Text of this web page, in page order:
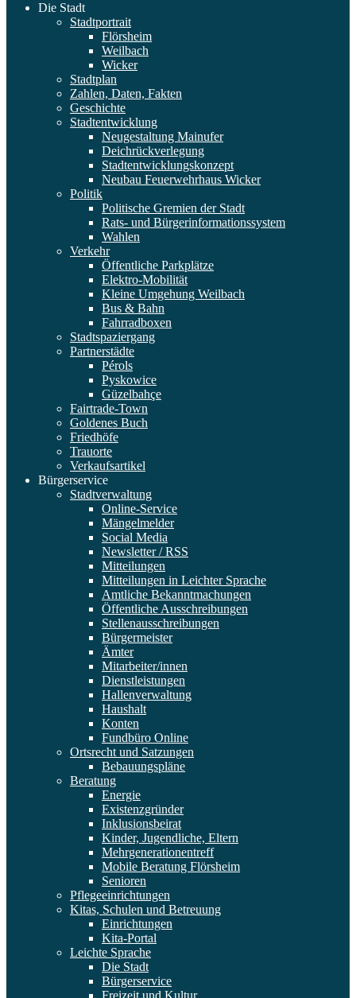
Die Stadt
Stadtportrait
Flörsheim
Weilbach
Wicker
Stadtplan
Zahlen, Daten, Fakten
Geschichte
Stadtentwicklung
Neugestaltung Mainufer
Deichrückverlegung
Stadtentwicklungskonzept
Neubau Feuerwehrhaus Wicker
Politik
Politische Gremien der Stadt
Rats- und Bürgerinformationssystem
Wahlen
Verkehr
Öffentliche Parkplätze
Elektro-Mobilität
Kleine Umgehung Weilbach
Bus & Bahn
Fahrradboxen
Stadtspaziergang
Partnerstädte
Pérols
Pyskowice
Güzelbahçe
Fairtrade-Town
Goldenes Buch
Friedhöfe
Trauorte
Verkaufsartikel
Bürgerservice
Stadtverwaltung
Online-Service
Mängelmelder
Social Media
Newsletter / RSS
Mitteilungen
Mitteilungen in Leichter Sprache
Amtliche Bekanntmachungen
Öffentliche Ausschreibungen
Stellenausschreibungen
Bürgermeister
Ämter
Mitarbeiter/innen
Dienstleistungen
Hallenverwaltung
Haushalt
Konten
Fundbüro Online
Ortsrecht und Satzungen
Bebauungspläne
Beratung
Energie
Existenzgründer
Inklusionsbeirat
Kinder, Jugendliche, Eltern
Mehrgenerationentreff
Mobile Beratung Flörsheim
Senioren
Pflegeeinrichtungen
Kitas, Schulen und Betreuung
Einrichtungen
Kita-Portal
Leichte Sprache
Die Stadt
Bürgerservice
Freizeit und Kultur